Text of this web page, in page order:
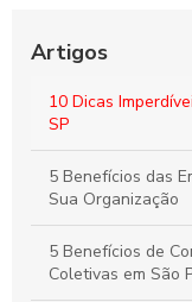
Potencializa a
Buffet para
Organizar Eventos
Buffet Corporativo
Seu Evento
Artigos
10 Dicas
SP
5 Benefícios das
Sua Organização
5 Benefícios de
Coletivas em São